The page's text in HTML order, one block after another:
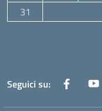
31
Seguici su: